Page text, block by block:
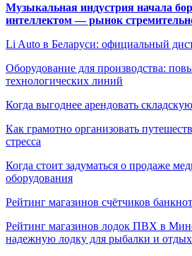
Музыкальная индустрия начала
интеллектом — рынок
Li Auto в Беларуси: официальный
Оборудование для производства:
технологических линий
Когда выгоднее арендовать
Как грамотно организовать
стресса
Когда стоит задуматься о продаже
оборудования
Рейтинг магазинов счётчиков банкнот
Рейтинг магазинов лодок ПВХ в
надежную лодку для рыбалки и